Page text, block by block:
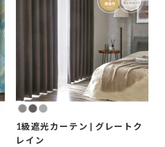
1級遮光カーテン | グレートク
レイン